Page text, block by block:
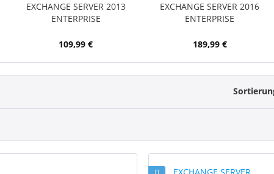
EXCHANGE SERVER 2013
ENTERPRISE
109,99 €
EXCHANGE SERVER 2016
ENTERPRISE
189,99 €